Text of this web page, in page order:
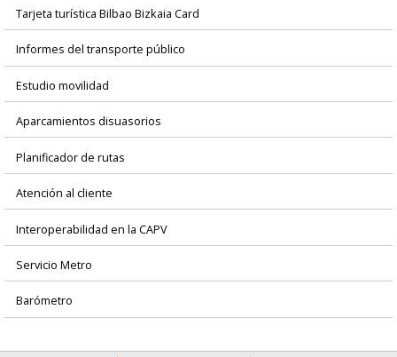
Tarjeta turística Bilbao Bizkaia Card
Informes del transporte público
Estudio movilidad
Aparcamientos disuasorios
Planificador de rutas
Atención al cliente
Interoperabilidad en la CAPV
Servicio Metro
Barómetro